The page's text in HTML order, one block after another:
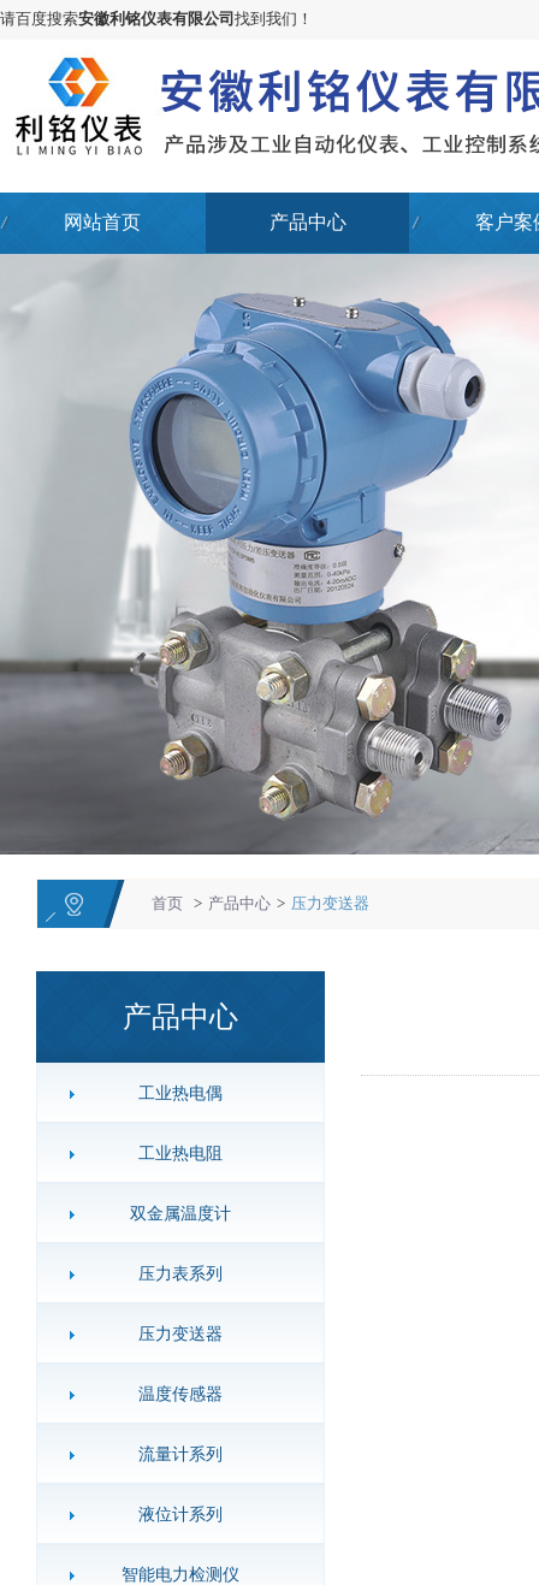
请百度搜索安徽利铭仪表有限公司 找到我们！
网站首页 产品中心 客户案
首页 > 产品中心 > 压力变送器
产品中心
工业热电偶
工业热电阻
双金属温度计
压力表系列
压力变送器
温度传感器
流量计系列
液位计系列
智能电力检测仪